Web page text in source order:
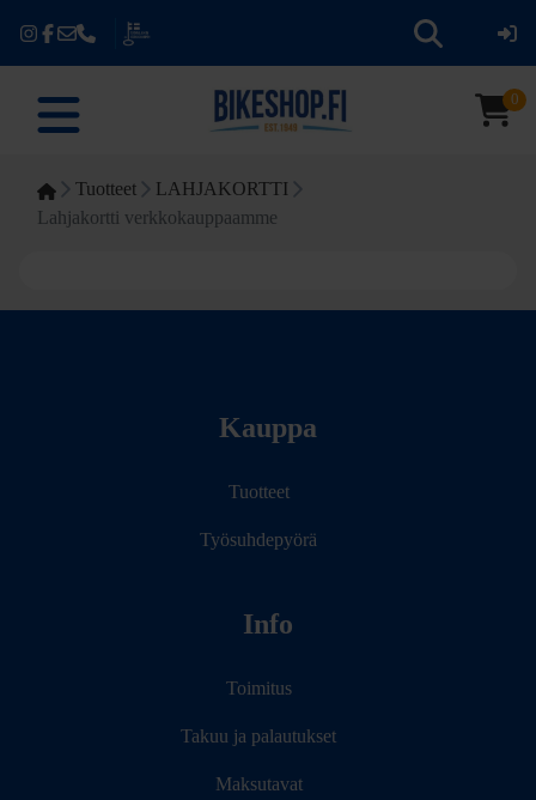
0
Tuotteet
LAHJAKORTTI
Lahjakortti verkkokauppaamme
Kauppa
Tuotteet
Työsuhdepyörä
Info
Toimitus
Takuu ja palautukset
Maksutavat